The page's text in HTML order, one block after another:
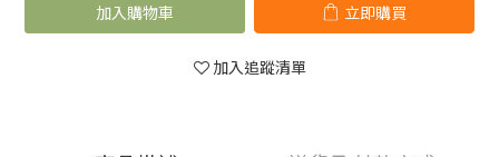
加入購物車 立即購買
加入追蹤清單